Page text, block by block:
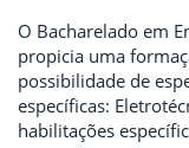
O Bacharelado em
propicia uma
possibilidade de
específicas:
habilitações